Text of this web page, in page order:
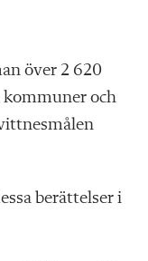
över 2 620
kommuner och
berättelser i